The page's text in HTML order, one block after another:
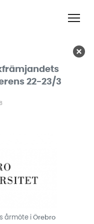
22-23/3
årmöte i Örebro